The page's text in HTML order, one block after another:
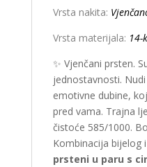
Vrsta nakita:
Vrsta materijala: 14-
✨ Vjenčani prsten.
jednostavnosti.
emotivne dubine,
pred vama. Trajna
čistoće 585/1000.
Kombinacija bijelog
prsteni u paru s